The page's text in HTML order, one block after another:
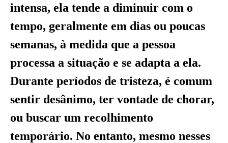
intensa, ela tende a diminuir com o
tempo, geralmente em dias ou poucas
semanas, à medida que a pessoa
processa a situação e se adapta a ela.
Durante períodos de tristeza, é comum
sentir desânimo, ter vontade de chorar,
ou buscar um recolhimento
temporário. No entanto, mesmo nesses